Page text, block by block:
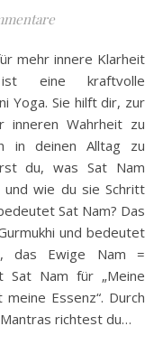
eine kraftvolle
Yoga. Sie hilft dir, zur
inneren Wahrheit zu
in deinen Alltag zu
du, was Sat Nam
wie du sie Schritt
Sat Nam? Das
und bedeutet
das Ewige Nam =
Sat Nam für „Meine
Essenz“. Durch
richtest du…